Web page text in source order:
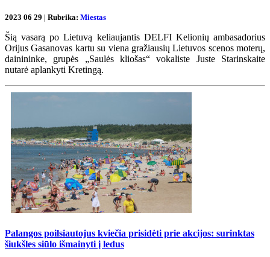
2023 06 29 | Rubrika: Miestas
Šią vasarą po Lietuvą keliaujantis DELFI Kelionių ambasadorius
Orijus Gasanovas kartu su viena gražiausių Lietuvos scenos moterų,
dainininke, grupės „Saulės kliošas“ vokaliste Juste Starinskaite
nutarė aplankyti Kretingą.
Palangos poilsiautojus kviečia prisidėti prie akcijos: surinktas
šiukšles siūlo išmainyti į ledus